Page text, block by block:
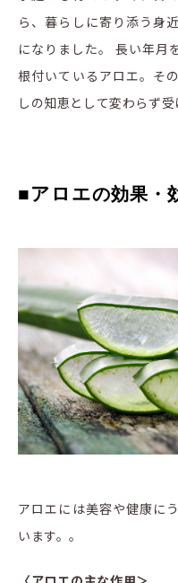
ら、暮らしに寄り添う身
になりました。 長い年月
根付いているアロエ。そ
しの知恵として変わらず受
■アロエの効果・
アロエには美容や健康に
います。。